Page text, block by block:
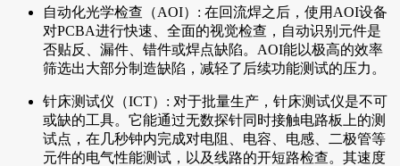
自动化光学检查（AOI）: 在回流焊之后，使用AOI设备
对PCBA进行快速、全面的视觉检查，自动识别元件是
否贴反、漏件、错件或焊点缺陷。AOI能以极高的效率
筛选出大部分制造缺陷，减轻了后续功能测试的压力。
针床测试仪（ICT）: 对于批量生产，针床测试仪是不可
或缺的工具。它能通过无数探针同时接触电路板上的测
试点，在几秒钟内完成对电阻、电容、电感、二极管等
元件的电气性能测试，以及线路的开短路检查。其速度